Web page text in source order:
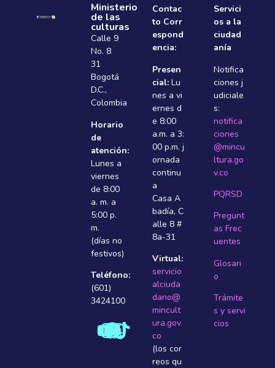
Ministerio
de las
culturas
Calle 9
No. 8
31
Bogotá
D.C.,
Colombia
Horario
de
atención:
Lunes a
viernes
de 8:00
a. m. a
5:00 p.
m.
(días no
festivos)
Teléfono:
(601)
3424100
Contac
to Corr
espond
encia:
Presen
cial: Lu
nes a vi
ernes d
e 8:00
a.m. a 3:
00 p.m. j
ornada
continu
a
Casa A
badí­a, C
alle 8 #
8a-31
Virtual:
servicio
alciuda
dano@
mincult
ura.gov.
co
(los cor
reos qu
Servici
os a la
ciudad
anía
Notifica
ciones j
udiciale
s:
notifica
ciones
@mincu
ltura.go
v.co
PQRSD
Pregunt
as Frec
uentes
Glosari
o
Trámite
s y servi
cios